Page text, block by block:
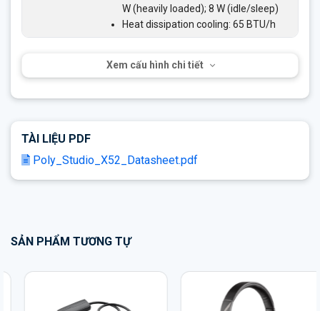
W (heavily loaded); 8 W (idle/sleep)
Heat dissipation cooling: 65 BTU/h
Xem cấu hình chi tiết
TÀI LIỆU PDF
Poly_Studio_X52_Datasheet.pdf
SẢN PHẨM TƯƠNG TỰ